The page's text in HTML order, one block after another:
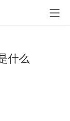
什么